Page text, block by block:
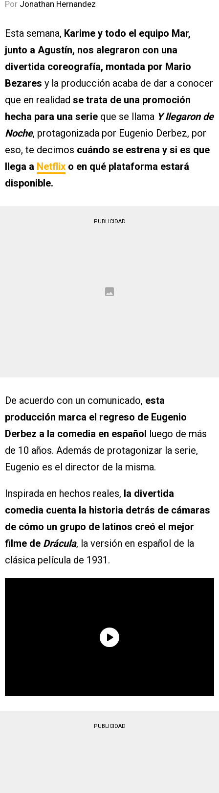
Por Jonathan Hernandez
Esta semana, Karime y todo el equipo Mar,
junto a Agustín, nos alegraron con una
divertida coreografía, montada por Mario
Bezares y la producción acaba de dar a conocer
que en realidad se trata de una promoción
hecha para una serie que se llama Y llegaron de
Noche, protagonizada por Eugenio Derbez, por
eso, te decimos cuándo se estrena y si es que
llega a Netflix o en qué plataforma estará
disponible.
PUBLICIDAD
De acuerdo con un comunicado, esta
producción marca el regreso de Eugenio
Derbez a la comedia en español luego de más
de 10 años. Además de protagonizar la serie,
Eugenio es el director de la misma.
Inspirada en hechos reales, la divertida
comedia cuenta la historia detrás de cámaras
de cómo un grupo de latinos creó el mejor
filme de Drácula, la versión en español de la
clásica película de 1931.
PUBLICIDAD